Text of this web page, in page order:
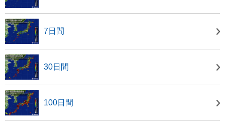
7日間
30日間
100日間